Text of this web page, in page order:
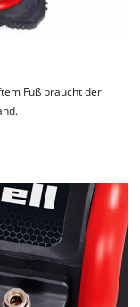
Fuß braucht der